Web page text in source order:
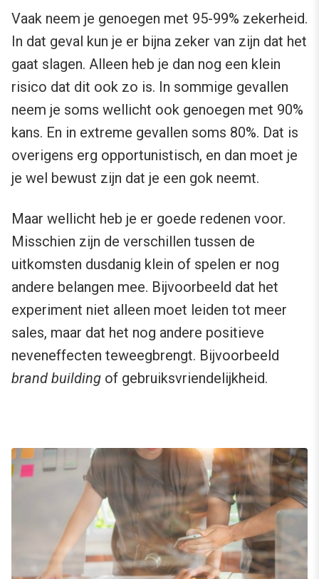
Vaak neem je genoegen met 95-99% zekerheid.
In dat geval kun je er bijna zeker van zijn dat het
gaat slagen. Alleen heb je dan nog een klein
risico dat dit ook zo is. In sommige gevallen
neem je soms wellicht ook genoegen met 90%
kans. En in extreme gevallen soms 80%. Dat is
overigens erg opportunistisch, en dan moet je
je wel bewust zijn dat je een gok neemt.
Maar wellicht heb je er goede redenen voor.
Misschien zijn de verschillen tussen de
uitkomsten dusdanig klein of spelen er nog
andere belangen mee. Bijvoorbeeld dat het
experiment niet alleen moet leiden tot meer
sales, maar dat het nog andere positieve
neveneffecten teweegbrengt. Bijvoorbeeld
brand building of gebruiksvriendelijkheid.